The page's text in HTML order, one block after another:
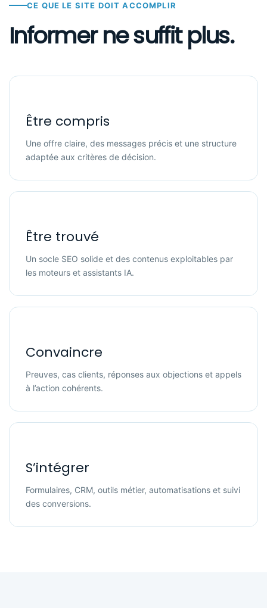
CE QUE LE SITE DOIT ACCOMPLIR
Informer ne suffit plus.
Être compris
Une offre claire, des messages précis et une structure
adaptée aux critères de décision.
Être trouvé
Un socle SEO solide et des contenus exploitables par
les moteurs et assistants IA.
Convaincre
Preuves, cas clients, réponses aux objections et appels
à l’action cohérents.
S’intégrer
Formulaires, CRM, outils métier, automatisations et suivi
des conversions.